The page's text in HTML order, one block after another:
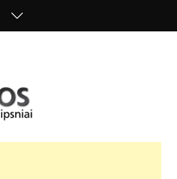
nuomonės